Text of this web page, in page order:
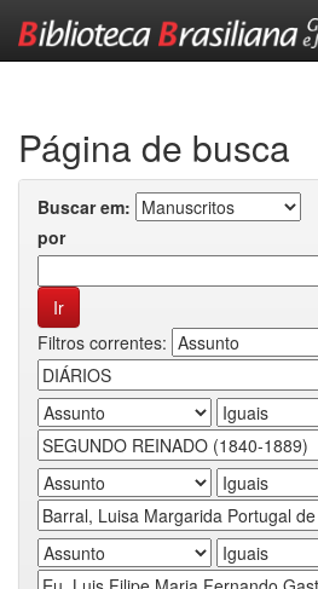
Página de busca
Buscar em:
por
Filtros correntes: